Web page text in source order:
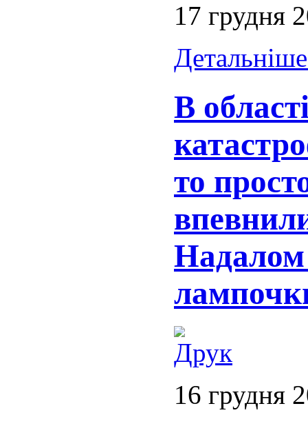
17 грудня
В
то
Надалом
16 грудня